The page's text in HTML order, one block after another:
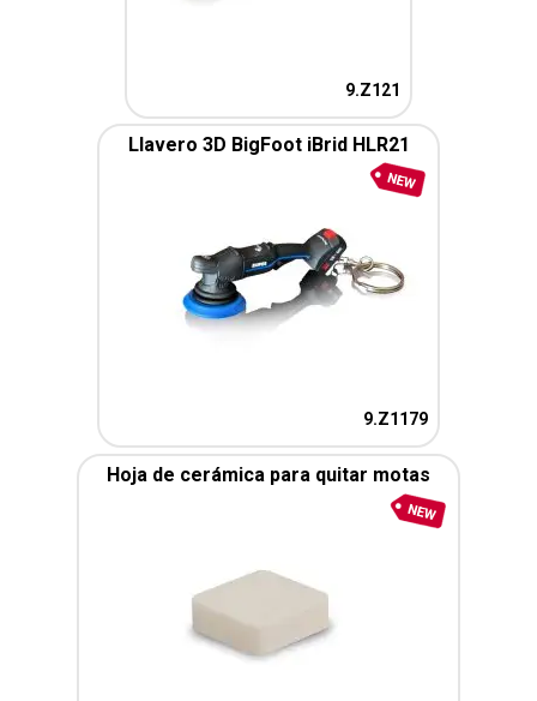
9.Z121
Llavero 3D BigFoot iBrid HLR21
9.Z1179
Hoja de cerámica para quitar motas